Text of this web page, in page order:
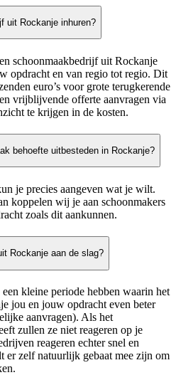
uit Rockanje inhuren?
schoonmaakbedrijf uit Rockanje
opdracht en van regio tot regio. Dit
euro’s voor grote terugkerende
vrijblijvende offerte aanvragen via
te krijgen in de kosten.
behoefte uitbesteden in Rockanje?
je precies aangeven wat je wilt.
koppelen wij je aan schoonmakers
zoals dit aankunnen.
Rockanje aan de slag?
kleine periode hebben waarin het
jou en jouw opdracht even beter
aanvragen). Als het
zullen ze niet reageren op je
reageren echter snel en
er zelf natuurlijk gebaat mee zijn om